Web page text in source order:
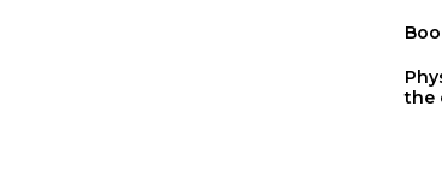
the